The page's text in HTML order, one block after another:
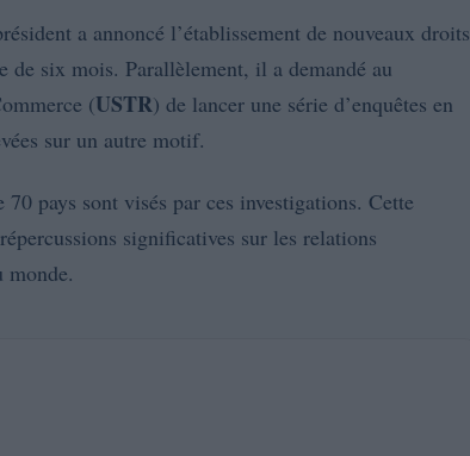
a annoncé l’établissement de nouveaux droits
de six mois. Parallèlement, il a demandé au
(USTR) de lancer une série d’enquêtes en
sur un autre motif.
70 pays sont visés par ces investigations. Cette
significatives sur les relations
monde.